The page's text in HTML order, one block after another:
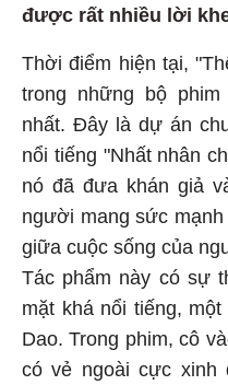
được rất nhiều lời
Thời điểm hiện tại,
trong những bộ
nhất. Đây là dự án
nổi tiếng "Nhất nhân
nó đã đưa khán giả
người mang sức
giữa cuộc sống của
Tác phẩm này có sự
mặt khá nổi tiếng,
Dao. Trong phim, cô
có vẻ ngoài cực xinh